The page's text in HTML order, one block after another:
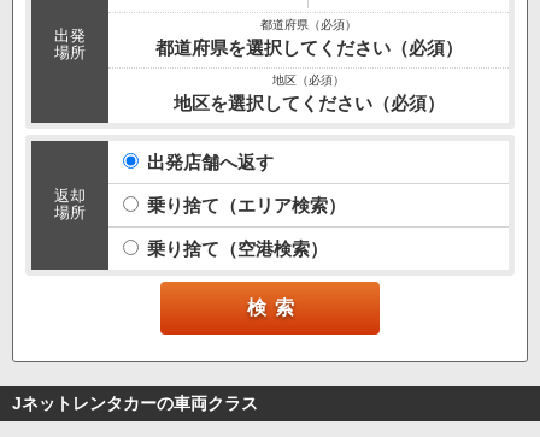
出発
場所
都道府県を選択してください（必須）
地区を選択してください（必須）
返却
場所
出発店舗へ返す
乗り捨て（エリア検索）
乗り捨て（空港検索）
Jネットレンタカーの車両クラス